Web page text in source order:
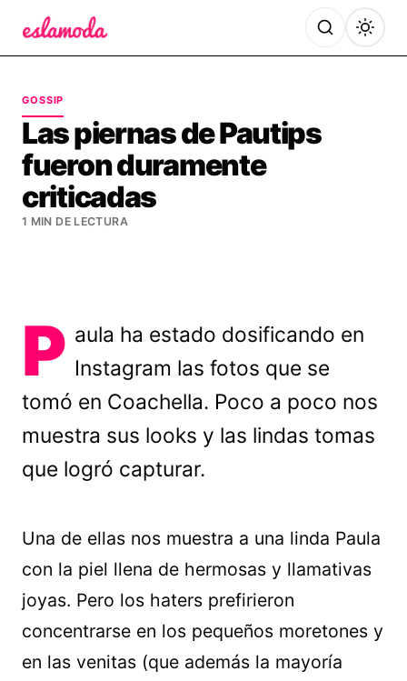
GOSSIP
Las piernas de Pautips
fueron duramente
criticadas
1 MIN DE LECTURA
P aula ha estado dosificando en
Instagram las fotos que se
tomó en Coachella. Poco a poco nos
muestra sus looks y las lindas tomas
que logró capturar.
Una de ellas nos muestra a una linda Paula
con la piel llena de hermosas y llamativas
joyas. Pero los haters prefirieron
concentrarse en los pequeños moretones y
en las venitas (que además la mayoría